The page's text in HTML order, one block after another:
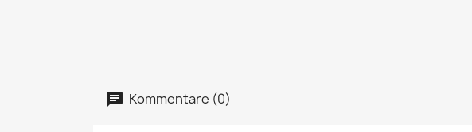
Kommentare (0)